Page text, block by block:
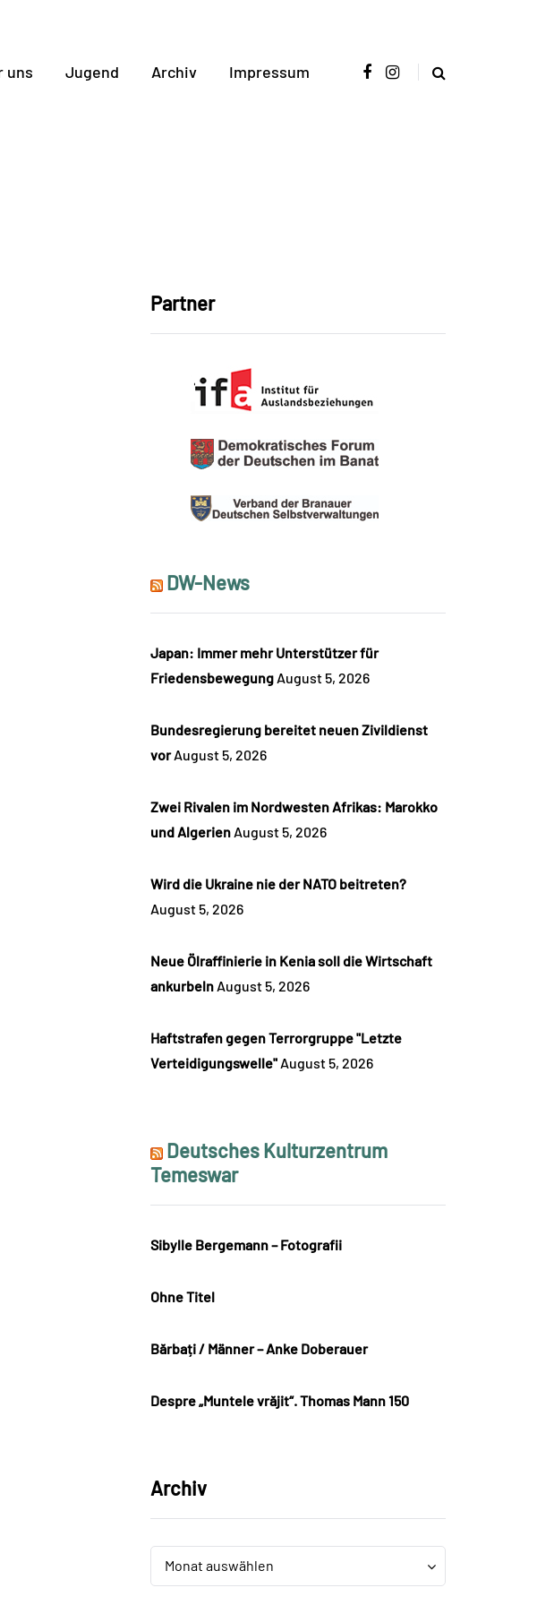
uns Jugend Archiv Impressum
Partner
DW-News
Japan: Immer mehr Unterstützer für
Friedensbewegung August 5, 2026
Bundesregierung bereitet neuen Zivildienst
vor August 5, 2026
Zwei Rivalen im Nordwesten Afrikas: Marokko
und Algerien August 5, 2026
Wird die Ukraine nie der NATO beitreten?
August 5, 2026
Neue Ölraffinierie in Kenia soll die Wirtschaft
ankurbeln August 5, 2026
Haftstrafen gegen Terrorgruppe "Letzte
Verteidigungswelle" August 5, 2026
Deutsches Kulturzentrum
Temeswar
Sibylle Bergemann – Fotografii
Ohne Titel
Bărbați / Männer – Anke Doberauer
Despre „Muntele vrăjit“. Thomas Mann 150
Archiv
Archiv
Monat auswählen
Archiv